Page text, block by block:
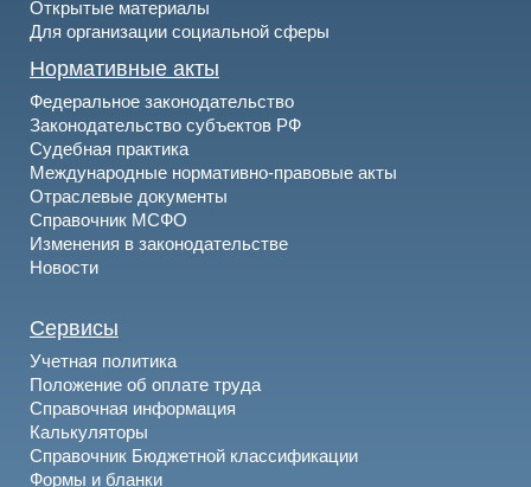
Открытые материалы
Для организации социальной сферы
Нормативные акты
Федеральное законодательство
Законодательство субъектов РФ
Судебная практика
Международные нормативно-правовые акты
Отраслевые документы
Справочник МСФО
Изменения в законодательстве
Новости
Сервисы
Учетная политика
Положение об оплате труда
Справочная информация
Калькуляторы
Справочник Бюджетной классификации
Формы и бланки